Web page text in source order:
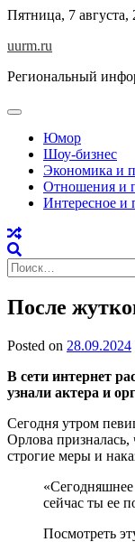
Skip
content
Пятница, 7 августа,
uurm.ru
Региональный
Юмор
Шоу-бизнес
Экономика и
Отношения и
Интересное и
Найти:
После
Posted on 28.09.2024
В сети интернет
узнали актера и
Сегодня утром
Орлова призналась,
строгие меры и
сейчас ты ее
Посмотреть